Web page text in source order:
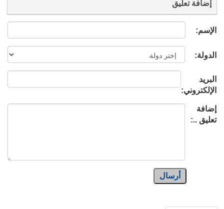
إضافة تعليق
الإسم:
الدولة:
البريد
الإلكتروني:
إضافة
تعليق ..:
أرسال